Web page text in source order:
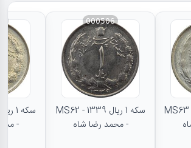
سکه 1 ریال 1338 - MS63
000506
سکه 1 ریال 1339 - MS62
- محمد رضا شاه
-